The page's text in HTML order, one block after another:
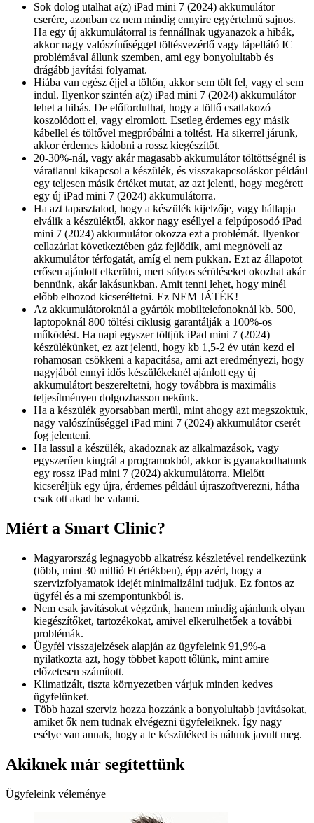
Sok dolog utalhat a(z) iPad mini 7 (2024) akkumulátor
cserére, azonban ez nem mindig ennyire egyértelmű sajnos.
Ha egy új akkumulátorral is fennállnak ugyanazok a hibák,
akkor nagy valószínűséggel töltésvezérlő vagy tápellátó IC
problémával állunk szemben, ami egy bonyolultabb és
drágább javítási folyamat.
Hiába van egész éjjel a töltőn, akkor sem tölt fel, vagy el sem
indul. Ilyenkor szintén a(z) iPad mini 7 (2024) akkumulátor
lehet a hibás. De előfordulhat, hogy a töltő csatlakozó
koszolódott el, vagy elromlott. Esetleg érdemes egy másik
kábellel és töltővel megpróbálni a töltést. Ha sikerrel járunk,
akkor érdemes kidobni a rossz kiegészítőt.
20-30%-nál, vagy akár magasabb akkumulátor töltöttségnél is
váratlanul kikapcsol a készülék, és visszakapcsoláskor például
egy teljesen másik értéket mutat, az azt jelenti, hogy megérett
egy új iPad mini 7 (2024) akkumulátorra.
Ha azt tapasztalod, hogy a készülék kijelzője, vagy hátlapja
elválik a készüléktől, akkor nagy eséllyel a felpúposodó iPad
mini 7 (2024) akkumulátor okozza ezt a problémát. Ilyenkor
cellazárlat következtében gáz fejlődik, ami megnöveli az
akkumulátor térfogatát, amíg el nem pukkan. Ezt az állapotot
erősen ajánlott elkerülni, mert súlyos sérüléseket okozhat akár
bennünk, akár lakásunkban. Amit tenni lehet, hogy minél
előbb elhozod kicseréltetni. Ez NEM JÁTÉK!
Az akkumulátoroknál a gyártók mobiltelefonoknál kb. 500,
laptopoknál 800 töltési ciklusig garantálják a 100%-os
működést. Ha napi egyszer töltjük iPad mini 7 (2024)
készülékünket, ez azt jelenti, hogy kb 1,5-2 év után kezd el
rohamosan csökkeni a kapacitása, ami azt eredményezi, hogy
nagyjából ennyi idős készülékeknél ajánlott egy új
akkumulátort beszereltetni, hogy továbbra is maximális
teljesítményen dolgozhasson nekünk.
Ha a készülék gyorsabban merül, mint ahogy azt megszoktuk,
nagy valószínűséggel iPad mini 7 (2024) akkumulátor cserét
fog jelenteni.
Ha lassul a készülék, akadoznak az alkalmazások, vagy
egyszerűen kiugrál a programokból, akkor is gyanakodhatunk
egy rossz iPad mini 7 (2024) akkumulátorra. Mielőtt
kicseréljük egy újra, érdemes például újraszoftverezni, hátha
csak ott akad be valami.
Miért a Smart Clinic?
Magyarország legnagyobb alkatrész készletével rendelkezünk
(több, mint 30 millió Ft értékben), épp azért, hogy a
szervizfolyamatok idejét minimalizálni tudjuk. Ez fontos az
ügyfél és a mi szempontunkból is.
Nem csak javításokat végzünk, hanem mindig ajánlunk olyan
kiegészítőket, tartozékokat, amivel elkerülhetőek a további
problémák.
Ügyfél visszajelzések alapján az ügyfeleink 91,9%-a
nyilatkozta azt, hogy többet kapott tőlünk, mint amire
előzetesen számított.
Klimatizált, tiszta környezetben várjuk minden kedves
ügyfelünket.
Több hazai szerviz hozza hozzánk a bonyolultabb javításokat,
amiket ők nem tudnak elvégezni ügyfeleiknek. Így nagy
esélye van annak, hogy a te készüléked is nálunk javult meg.
Akiknek már segítettünk
Ügyfeleink véleménye